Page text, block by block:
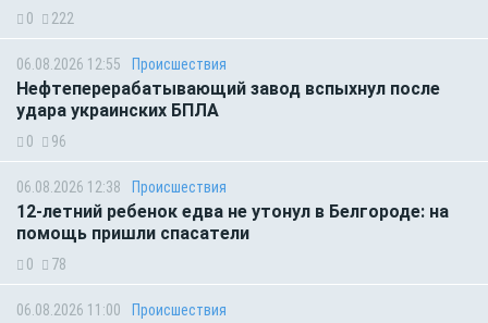
0 222
06.08.2026 12:55 Происшествия
Нефтеперерабатывающий завод вспыхнул после
удара украинских БПЛА
0 96
06.08.2026 12:38 Происшествия
12-летний ребенок едва не утонул в Белгороде: на
помощь пришли спасатели
0 78
06.08.2026 11:00 Происшествия